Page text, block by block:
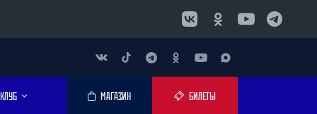
КЛУБ МАГАЗИН БИЛЕТЫ